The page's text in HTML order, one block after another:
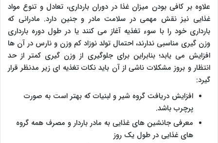
علاوه بر کافی بودن میزان غذا در دوران بارداری، تعادل و تنوع مواد
غذایی نیز نقش مهمی در سلامت مادر و جنین دارد. مادرانی که
بارداری خود را با سوء تغذیه آغاز می کنند یا در طول دوره بارداری
وزن گیری مناسبی ندارند، احتمال تولد نوزاد کم وزن و نارس در آن ها
افزایش می یابد؛ بنابراین برای جلوگیری از وزن گیری کمتر از حد
انتظار و بروز مشکلات ناشی از آن باید نکات تغذیه ای زیر مدنظر قرار
گیرد:
افزایش دریافت گروه شیر و لبنیات که بهتر است به صورت
پرچرب باشد.
معرفی جانشین های غذایی به مادر باردار و مصرف همه گروه
های غذایی در طول یک روز